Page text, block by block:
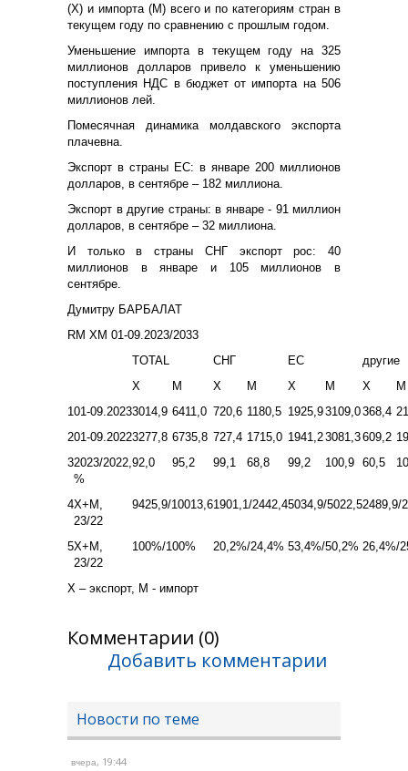
(Х) и импорта (М) всего и по категориям стран в
текущем году по сравнению с прошлым годом.
Уменьшение импорта в текущем году на 325
миллионов долларов привело к уменьшению
поступления НДС в бюджет от импорта на 506
миллионов лей.
Помесячная динамика молдавского экспорта
плачевна.
Экспорт в страны ЕС: в январе 200 миллионов
долларов, в сентябре – 182 миллиона.
Экспорт в другие страны: в январе - 91 миллион
долларов, в сентябре – 32 миллиона.
И только в страны СНГ экспорт рос: 40
миллионов в январе и 105 миллионов в
сентябре.
Думитру БАРБАЛАТ
RM XM 01-09.2023/2033
TOTAL
CНГ EС
другие
X
M X M X M X
M
101-09.20233014,9 6411,0 720,6 1180,5 1925,93109,0368,4
201-09.20223277,8 6735,8 727,4 1715,0 1941,23081,3609,2
32023/2022,
%
92,0 95,2 99,1 68,8 99,2 100,9 60,5
4X+M,
23/22
9425,9/10013,61901,1/2442,45034,9/5022,52489,9/
5X+M,
23/22
100%/100% 20,2%/24,4% 53,4%/50,2% 26,4%/
Х – экспорт, М - импорт
Комментарии (0)
Добавить комментарии
Новости по теме
вчера, 19:44